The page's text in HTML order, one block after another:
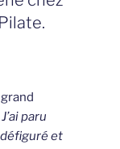
J’ai paru
et